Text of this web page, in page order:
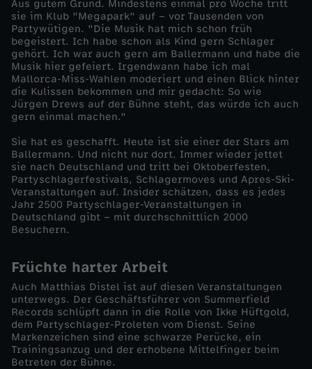
m
i
t
I
k
k
e
ü
f
t
Aus gutem Grund. Mindestens einmal pro Woche tritt
sie im Klub "Megapark" auf – vor Tausenden von
Partywütigen. "Die Musik hat mich schon früh
begeistert. Ich habe schon als Kind gern Schlager
gehört. Ich war auch gern am Ballermann und habe die
Musik hier gefeiert. Irgendwann habe ich mal
Mallorca-Miss-Wahlen moderiert und einen Blick hinter
die Kulissen bekommen und mir gedacht: So wie
Jürgen Drews auf der Bühne steht, das würde ich auch
gern einmal machen."
Sie hat es geschafft. Heute ist sie einer der Stars am
Ballermann. Und nicht nur dort. Immer wieder jettet
sie nach Deutschland und tritt bei Oktoberfesten,
Partyschlagerfestivals, Schlagermoves und Apres-Ski-
Veranstaltungen auf. Insider schätzen, dass es jedes
Jahr 2500 Partyschlager-Veranstaltungen in
Deutschland gibt – mit durchschnittlich 2000
Besuchern.
Früchte harter Arbeit
Auch Matthias Distel ist auf diesen Veranstaltungen
unterwegs. Der Geschäftsführer von Summerfield
Records schlüpft dann in die Rolle von Ikke Hüftgold,
dem Partyschlager-Proleten vom Dienst. Seine
Markenzeichen sind eine schwarze Perücke, ein
Trainingsanzug und der erhobene Mittelfinger beim
Betreten der Bühne.